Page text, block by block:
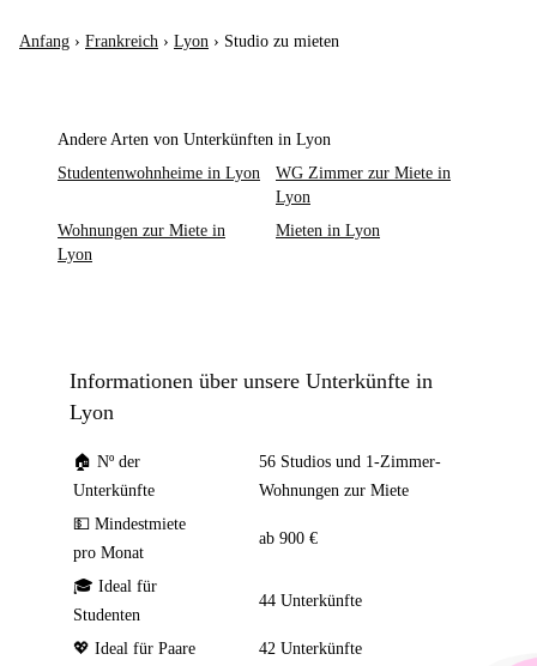
Anfang › Frankreich › Lyon › Studio zu mieten
Andere Arten von Unterkünften in Lyon
Studentenwohnheime in Lyon
WG Zimmer zur Miete in
Lyon
Wohnungen zur Miete in
Lyon
Mieten in Lyon
Informationen über unsere Unterkünfte in
Lyon
🏠 Nº der
Unterkünfte
56 Studios und 1-Zimmer-
Wohnungen zur Miete
💵 Mindestmiete
pro Monat
ab 900 €
🎓 Ideal für
Studenten
44 Unterkünfte
💖 Ideal für Paare
42 Unterkünfte